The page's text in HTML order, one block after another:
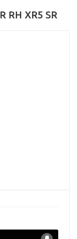
RH XR5 SR